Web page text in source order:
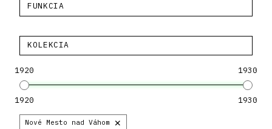
FUNKCIA
KOLEKCIA
1920 1930
1920 1930
Nové Mesto nad Váhom ×